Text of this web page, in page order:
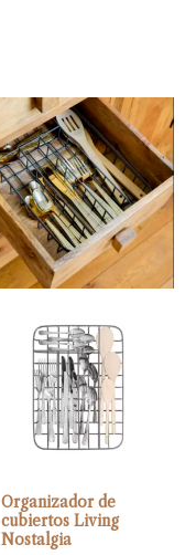
Organizador de
cubiertos Living
Nostalgia